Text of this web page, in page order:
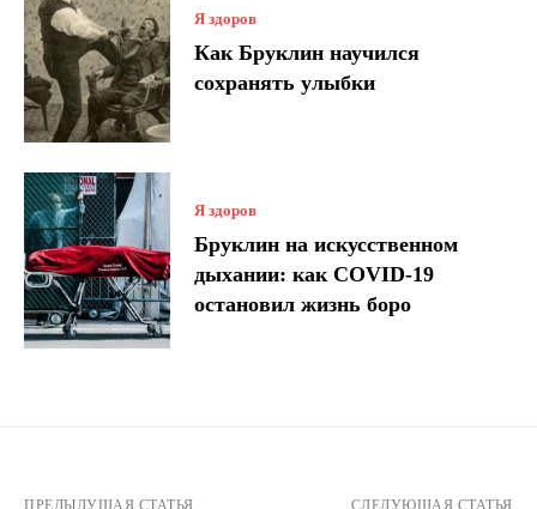
Я здоров
Как Бруклин научился
сохранять улыбки
Я здоров
Бруклин на искусственном
дыхании: как COVID-19
остановил жизнь боро